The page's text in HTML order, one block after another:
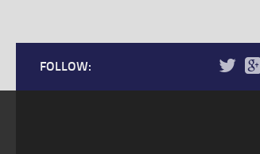
FOLLOW: